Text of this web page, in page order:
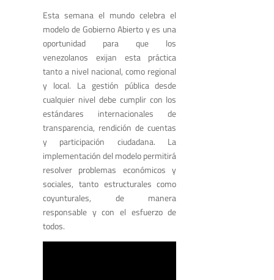
Esta semana el mundo celebra el
modelo de Gobierno Abierto y es una
oportunidad para que los
venezolanos exijan esta práctica
tanto a nivel nacional, como regional
y local. La gestión pública desde
cualquier nivel debe cumplir con los
estándares internacionales de
transparencia, rendición de cuentas
y participación ciudadana. La
implementación del modelo permitirá
resolver problemas económicos y
sociales, tanto estructurales como
coyunturales, de manera
responsable y con el esfuerzo de
todos.